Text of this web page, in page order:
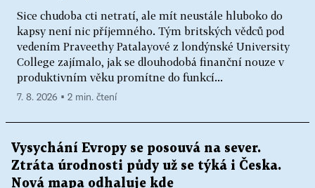
Sice chudoba cti netratí, ale mít neustále hluboko do
kapsy není nic příjemného. Tým britských vědců pod
vedením Praveethy Patalayové z londýnské University
College zajímalo, jak se dlouhodobá finanční nouze v
produktivním věku promítne do funkcí...
7. 8. 2026 ▪ 2 min. čtení
Vysychání Evropy se posouvá na sever.
Ztráta úrodnosti půdy už se týká i Česka.
Nová mapa odhaluje kde